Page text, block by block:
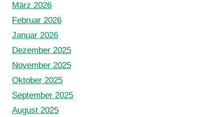
März 2026
Februar 2026
Januar 2026
Dezember 2025
November 2025
Oktober 2025
September 2025
August 2025